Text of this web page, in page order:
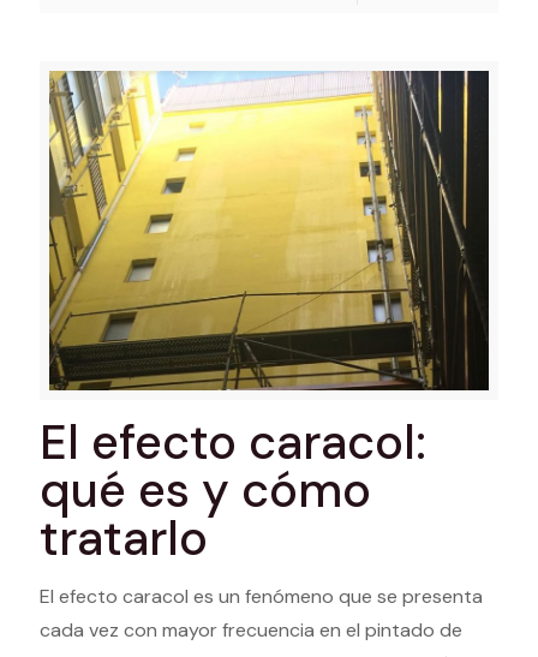
El efecto caracol:
qué es y cómo
tratarlo
El efecto caracol es un fenómeno que se presenta
cada vez con mayor frecuencia en el pintado de